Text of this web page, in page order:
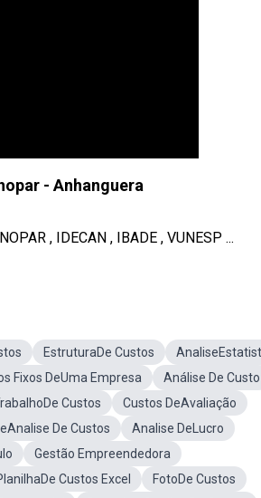
- Anhanguera
, IDECAN , IBADE , VUNESP ...
EstruturaDe Custos
Fixos DeUma Empresa
Análise De Custo
Custos
Custos DeAvaliação
De Custos
Analise DeLucro
Gestão Empreendedora
Custos Excel
FotoDe Custos